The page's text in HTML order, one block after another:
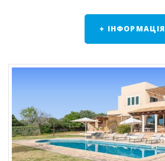
+ ІНФОРМАЦІЯ